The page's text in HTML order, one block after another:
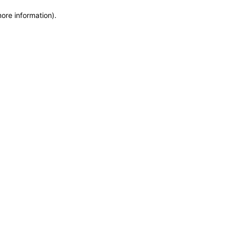
information).